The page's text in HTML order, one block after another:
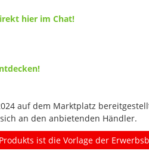
hier im Chat!
auf dem Marktplatz
an den anbietenden Händler.
ist die Vorlage der